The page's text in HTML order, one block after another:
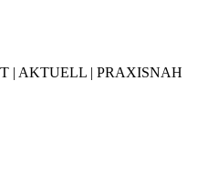
| AKTUELL | PRAXISNAH